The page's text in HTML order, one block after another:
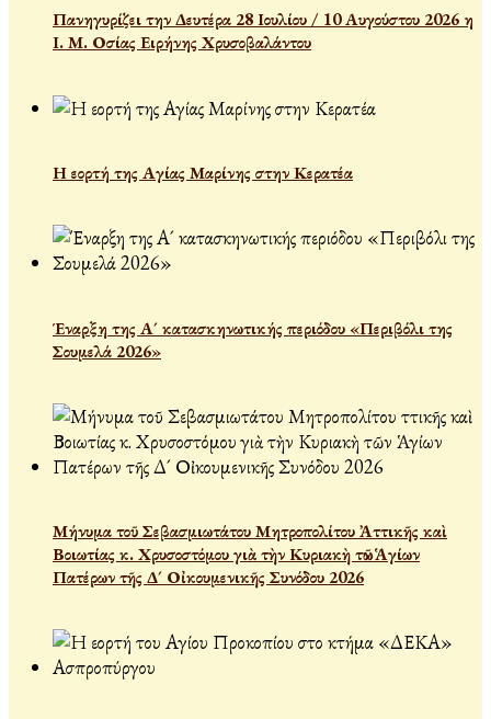
Πανηγυρίζει την Δευτέρα 28 Ιουλίου / 10 Αυγούστου 2026 η
Ι. Μ. Οσίας Ειρήνης Χρυσοβαλάντου
Η εορτή της Αγίας Μαρίνης στην Κερατέα
Έναρξη της Α´ κατασκηνωτικής περιόδου «Περιβόλι της
Σουμελά 2026»
Μήνυμα τοῦ Σεβασμιωτάτου Μητροπολίτου Ἀττικῆς καὶ
Βοιωτίας κ. Χρυσοστόμου γιὰ τὴν Κυριακὴ τῶν Ἁγίων
Πατέρων τῆς Δ´ Οἰκουμενικῆς Συνόδου 2026